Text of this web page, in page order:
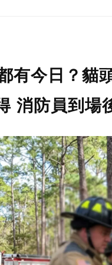
有今日？貓
消防員到場